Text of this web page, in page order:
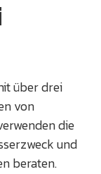
über drei
von
die
und
beraten.